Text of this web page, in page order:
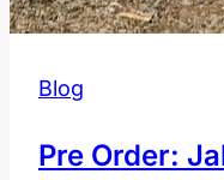
Blog
Pre Order: